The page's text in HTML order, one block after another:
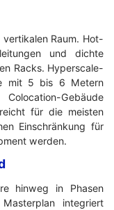
Raum. Hot-
und dichte
Racks. Hyperscale-
mit 5 bis 6 Metern
Gebäude
für die meisten
Einschränkung für
werden.
hinweg in Phasen
integriert